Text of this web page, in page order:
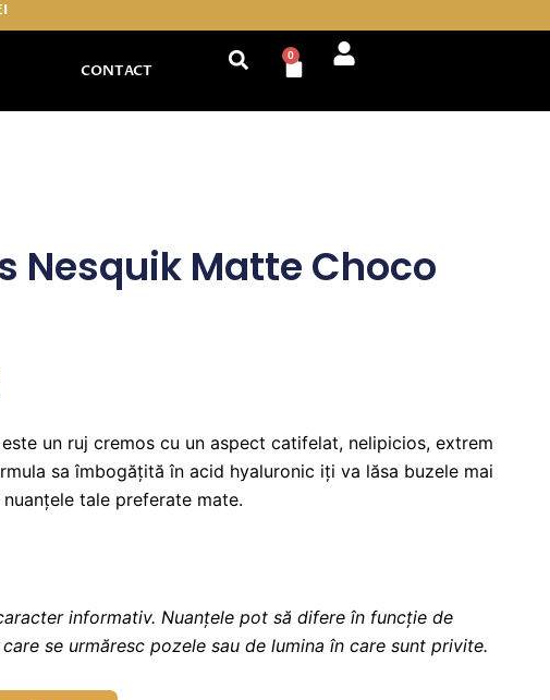
CONTACT
0
Cart
Nesquik Matte Choco
este un ruj cremos cu un aspect catifelat, nelipicios, extrem
sa îmbogățită în acid hyaluronic iți va lăsa buzele mai
tale preferate mate.
informativ. Nuanțele pot să difere în funcție de
se urmăresc pozele sau de lumina în care sunt privite.